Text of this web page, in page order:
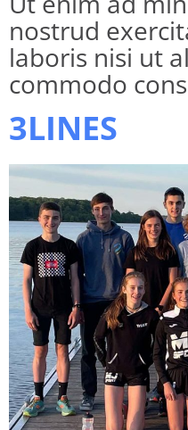
nostrud
laboris nisi ut
commodo
3LINES